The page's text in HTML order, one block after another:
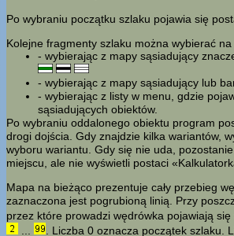
Po wybraniu początku szlaku pojawia się
Kolejne fragmenty szlaku można wybierać
- wybierając z mapy sąsiadujący
- wybierając z mapy sąsiadujący lub
- wybierając z listy w menu, gdzie
sąsiadujących obiektów.
Po wybraniu oddalonego obiektu program
drogi dojścia. Gdy znajdzie kilka wariantów,
wyboru wariantu. Gdy się nie uda,
miejscu, ale nie wyświetli postaci
Mapa na bieżąco prezentuje cały przebieg
zaznaczona jest pogrubioną linią. Przy
przez które prowadzi wędrówka pojawiają się
. Liczba 0 oznacza początek szlaku.